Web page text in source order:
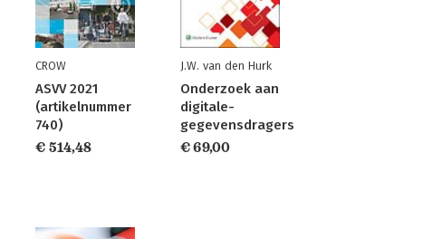
CROW
ASVV 2021
(artikelnummer
740)
€ 514,48
J.W. van den Hurk
Onderzoek aan
digitale-
gegevensdragers
€ 69,00